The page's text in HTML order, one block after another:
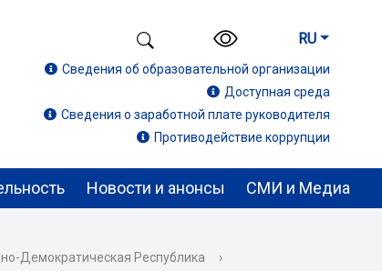
RU
Сведения об образовательной организации
Доступная среда
Сведения о заработной плате руководителя
Противодействие коррупции
Новости и анонсы СМИ и Медиа
Демократическая Республика
›